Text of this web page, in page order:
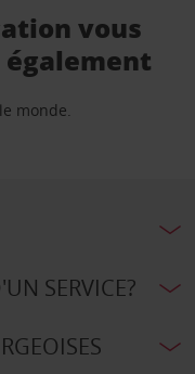
vous
monde.
SERVICE?